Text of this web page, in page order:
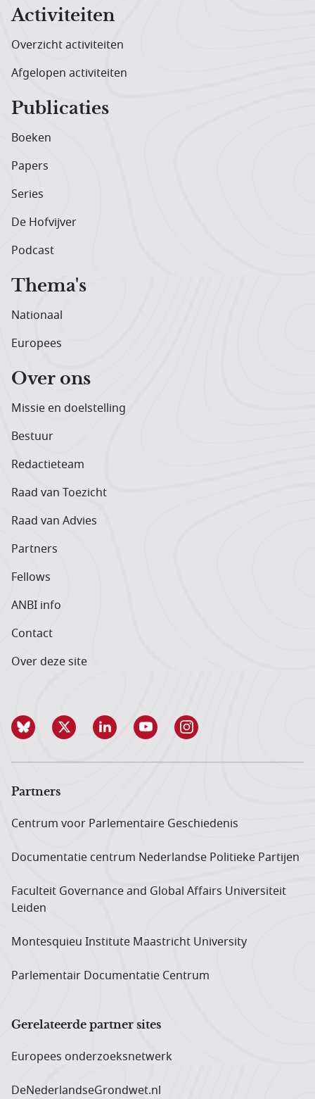
Activiteiten
Overzicht activiteiten
Afgelopen activiteiten
Publicaties
Boeken
Papers
Series
De Hofvijver
Podcast
Thema's
Nationaal
Europees
Over ons
Missie en doelstelling
Bestuur
Redactieteam
Raad van Toezicht
Raad van Advies
Partners
Fellows
ANBI info
Contact
Over deze site
Partners
Centrum voor Parlementaire Geschiedenis
Documentatie centrum Neder­landse Politieke Partijen
Faculteit Governance and Global Affairs Universiteit
Leiden
Montesquieu Institute Maastricht University
Parlementair Documentatie Centrum
Gerelateerde partner sites
Europees onderzoeks­netwerk
DeNederlandseGrondwet.nl